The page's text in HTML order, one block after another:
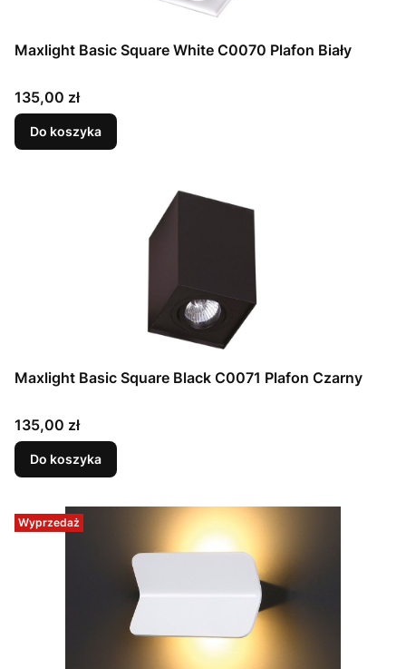
Maxlight Basic Square White C0070 Plafon Biały
Cena
135,00 zł
Do koszyka
Maxlight Basic Square Black C0071 Plafon Czarny
Cena
135,00 zł
Do koszyka
Wyprzedaż